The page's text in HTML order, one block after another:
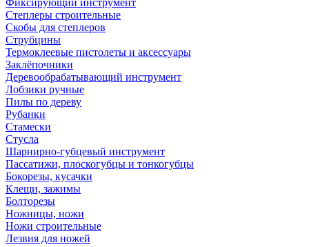
Фиксирующий инструмент
Степлеры строительные
Скобы для степлеров
Струбцины
Термоклеевые пистолеты и аксессуары
Заклёпочники
Деревообрабатывающий инструмент
Лобзики ручные
Пилы по дереву
Рубанки
Стамески
Стусла
Шарнирно-губцевый инструмент
Пассатижи, плоскогубцы и тонкогубцы
Бокорезы, кусачки
Клещи, зажимы
Болторезы
Ножницы, ножи
Ножи строительные
Лезвия для ножей